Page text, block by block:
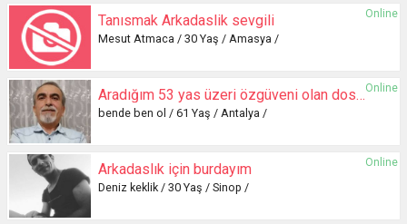
Online
Tanısmak Arkadaslik sevgili
Mesut Atmaca / 30 Yaş / Amasya /
Online
Aradığım 53 yas üzeri özgüveni olan dost duygusal bayanlar
bende ben ol / 61 Yaş / Antalya /
Online
Arkadaslık için burdayım
Deniz keklik / 30 Yaş / Sinop /